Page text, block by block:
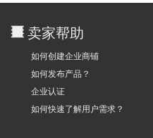
卖家帮助
如何创建企业商铺
如何发布产品？
企业认证
如何快速了解用户需求？